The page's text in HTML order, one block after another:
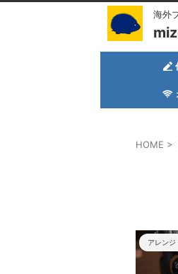
海外
HOME >
アレンジ